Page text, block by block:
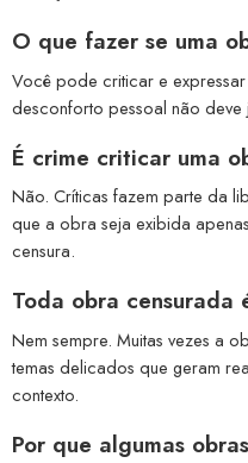
O que fazer se uma
Você pode criticar e
desconforto pessoal não
É crime criticar uma
Não. Críticas fazem parte da
que a obra seja exibida
censura.
Toda obra censurada
Nem sempre. Muitas vezes a
temas delicados que geram
contexto.
Por que algumas